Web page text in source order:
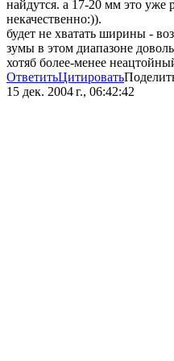
найдутся. а 17-20 мм это уже
некачественно:)).
будет не хватать ширины -
зумы в этом диапазоне
хотяб более-менее
ОтветитьЦитировать
15 дек. 2004 г., 06:42:42